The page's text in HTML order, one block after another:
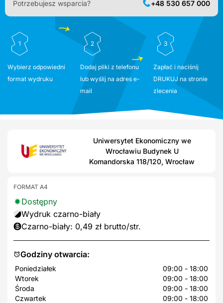
Potrzebujesz wsparcia? +48 530 657 000
1
Wybierz odpowiedni
format wydruku
2
Dodaj pliki z telefonu
lub wyślij na adres e-
mail
3
Zapłać i naciśnij
DRUKUJ na stronie
zlecenia
Uniwersytet Ekonomiczny we
Wrocławiu Budynek U
Komandorska 118/120, Wrocław
Godziny otwarcia:
Poniedziałek
09:00 - 18:00
Wtorek
09:00 - 18:00
Środa
09:00 - 18:00
Czwartek
09:00 - 18:00
FORMAT A4
Dostępny
Wydruk czarno-biały
Czarno-biały: 0,49 zł brutto/str.